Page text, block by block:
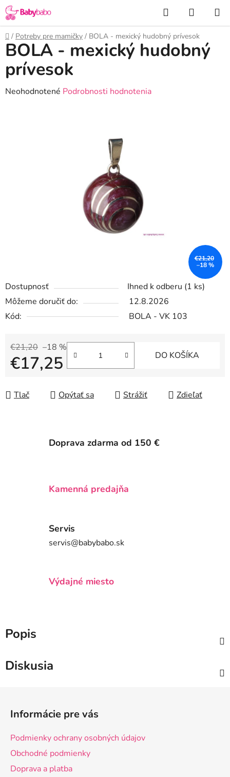
Prejsť
na
obsah
Hľadať
KOŠÍK
Domov
/ Potreby pre mamičky / BOLA - mexický hudobný prívesok
Dostupnosť Ihned k odberu (1 ks)
Môžeme doručiť do:
12.8.2026
Kód:
BOLA - VK 103
€21,20 –18 %
€17,25 DO KOŠÍKA
Tlač Opýtať sa Strážiť Zdieľať
BOLA - mexický hudobný
prívesok
Priemerné
Neohodnotené Podrobnosti hodnotenia
€21,20
–18 %
Doprava zdarma od 150 €
Kamenná predajňa
Servis
servis@babybabo.sk
Výdajné miesto
Popis
Diskusia
Informácie pre vás
Podmienky ochrany osobných údajov
Obchodné podmienky
Doprava a platba